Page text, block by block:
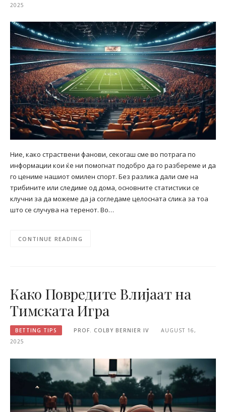
2025
Ние, како страствени фанови, секогаш сме во потрага по
информации кои ќе ни помогнат подобро да го разбереме и да
го цениме нашиот омилен спорт. Без разлика дали сме на
трибините или следиме од дома, основните статистики се
клучни за да можеме да ја согледаме целосната слика за тоа
што се случува на теренот. Во…
CONTINUE READING
Како Повредите Влијаат на
Тимската Игра
BETTING TIPS PROF. COLBY BERNIER IV
AUGUST 16,
2025